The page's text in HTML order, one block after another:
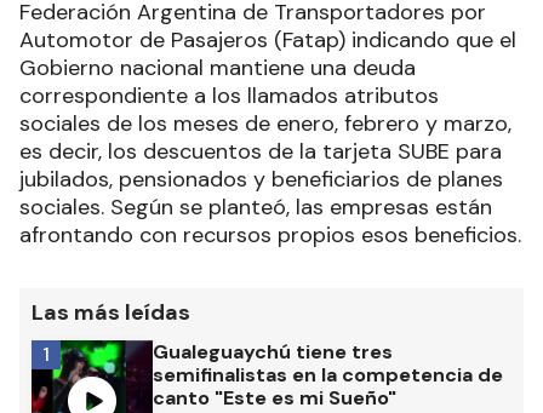
Federación Argentina de Transportadores por
Automotor de Pasajeros (Fatap) indicando que el
Gobierno nacional mantiene una deuda
correspondiente a los llamados atributos
sociales de los meses de enero, febrero y marzo,
es decir, los descuentos de la tarjeta SUBE para
jubilados, pensionados y beneficiarios de planes
sociales. Según se planteó, las empresas están
afrontando con recursos propios esos beneficios.
Las más leídas
Gualeguaychú tiene tres
semifinalistas en la competencia de
canto "Este es mi Sueño"
1